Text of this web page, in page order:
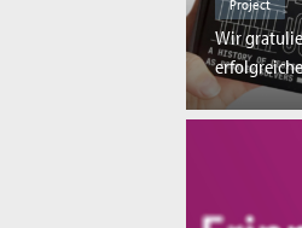
Project
Wir